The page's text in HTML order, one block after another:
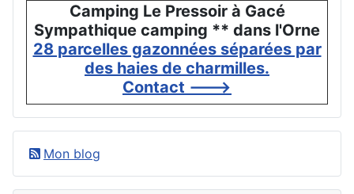
Camping Le Pressoir à Gacé
Sympathique camping ** dans l'Orne
28 parcelles gazonnées séparées par
des haies de charmilles.
Contact --->
Mon blog